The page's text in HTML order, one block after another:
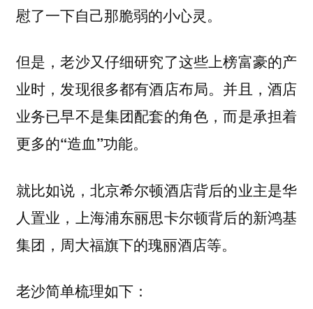
慰了一下自己那脆弱的小心灵。
但是，老沙又仔细研究了这些上榜富豪的产
业时，发现很多都有酒店布局。并且，酒店
业务已早不是集团配套的角色，而是承担着
更多的“造血”功能。
就比如说，北京希尔顿酒店背后的业主是华
人置业，上海浦东丽思卡尔顿背后的新鸿基
集团，周大福旗下的瑰丽酒店等。
老沙简单梳理如下：